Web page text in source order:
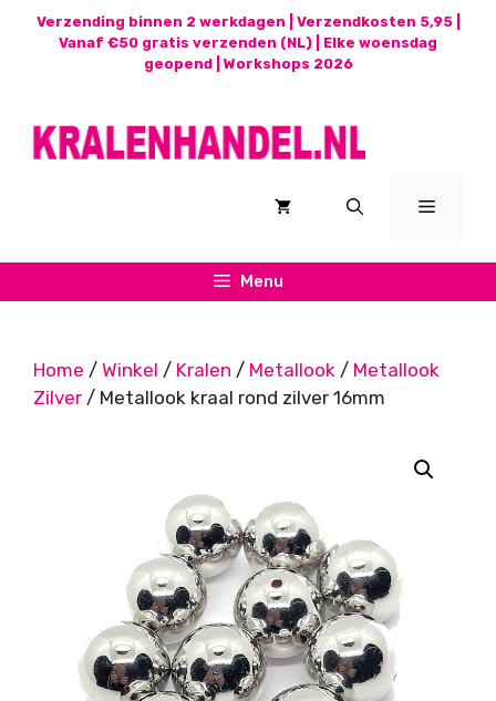
Verzending binnen 2 werkdagen | Verzendkosten 5,95 |
Vanaf €50 gratis verzenden (NL) | Elke woensdag
geopend | Workshops 2026
Menu
Menu
Home / Winkel / Kralen / Metallook / Metallook
Zilver / Metallook kraal rond zilver 16mm